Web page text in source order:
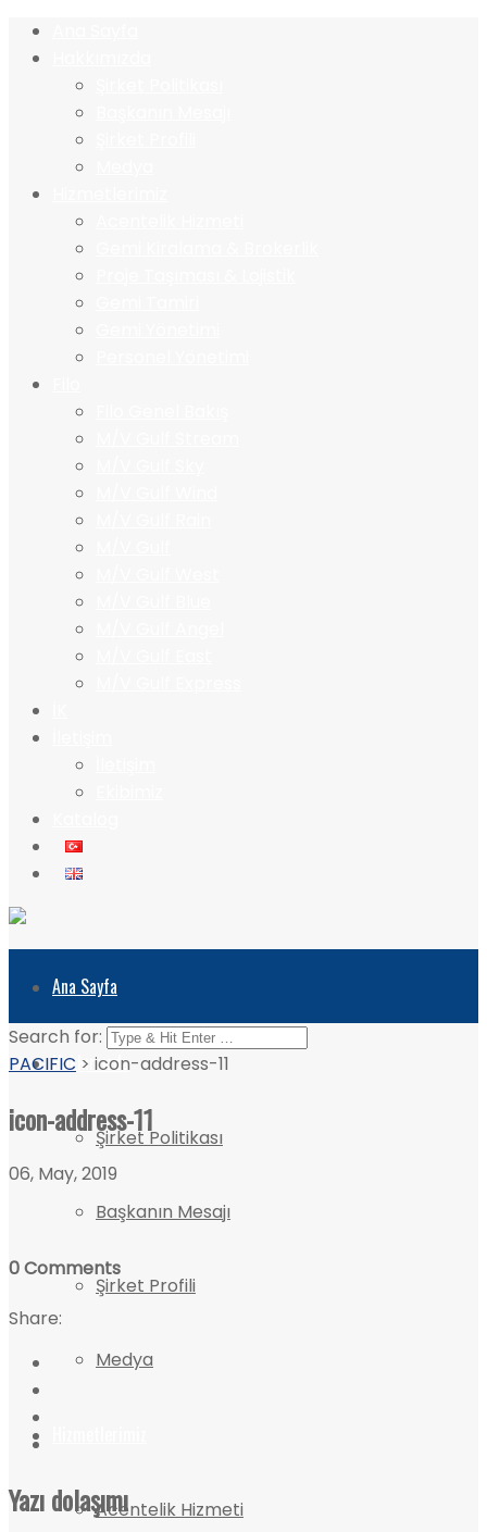
Ana Sayfa
Hakkımızda
Şirket Politikası
Başkanın Mesajı
Şirket Profili
Medya
Acentelik Hizmeti
Search for:
PACIFIC > icon-address-11
icon-address-11
06, May, 2019
0 Comments
Share:
Yazı dolaşımı